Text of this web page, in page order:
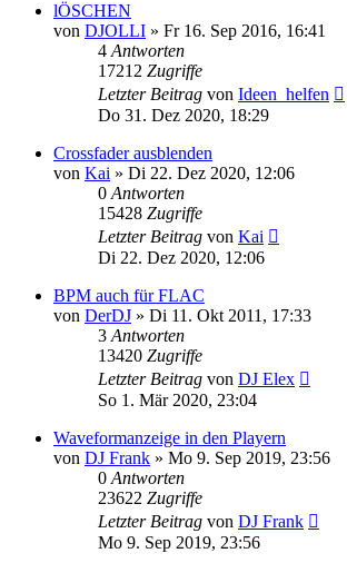
lÖSCHEN
von DJOLLI » Fr 16. Sep 2016, 16:41
4 Antworten
17212 Zugriffe
Letzter Beitrag von Ideen_helfen
Do 31. Dez 2020, 18:29
Crossfader ausblenden
von Kai » Di 22. Dez 2020, 12:06
0 Antworten
15428 Zugriffe
Letzter Beitrag von Kai
Di 22. Dez 2020, 12:06
BPM auch für FLAC
von DerDJ » Di 11. Okt 2011, 17:33
3 Antworten
13420 Zugriffe
Letzter Beitrag von DJ Elex
So 1. Mär 2020, 23:04
Waveformanzeige in den Playern
von DJ Frank » Mo 9. Sep 2019, 23:56
0 Antworten
23622 Zugriffe
Letzter Beitrag von DJ Frank
Mo 9. Sep 2019, 23:56